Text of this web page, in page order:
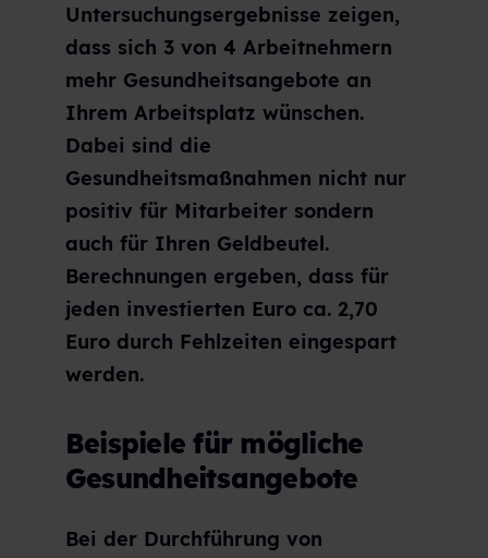
Untersuchungsergebnisse zeigen,
dass sich 3 von 4 Arbeitnehmern
mehr Gesundheitsangebote an
Ihrem Arbeitsplatz wünschen.
Dabei sind die
Gesundheitsmaßnahmen nicht nur
positiv für Mitarbeiter sondern
auch für Ihren Geldbeutel.
Berechnungen ergeben, dass für
jeden investierten Euro ca. 2,70
Euro durch Fehlzeiten eingespart
werden.
Beispiele für mögliche
Gesundheitsangebote
Bei der Durchführung von